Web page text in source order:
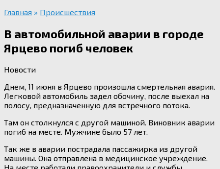
Главная » Происшествия
В автомобильной аварии в городе
Ярцево погиб человек
Новости
Днем, 11 июня в Ярцево произошла смертельная авария.
Легковой автомобиль задел обочину, после выехал на
полосу, предназначенную для встречного потока.
Там он столкнулся с другой машиной. Виновник аварии
погиб на месте. Мужчине было 57 лет.
Так же в аварии пострадала пассажирка из другой
машины. Она отправлена в медицинское учреждение.